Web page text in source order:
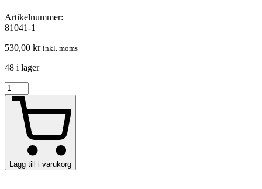
Artikelnummer:
81041-1
530,00 kr inkl. moms
48 i lager
Mct
olja
mängd
Lägg till i varukorg